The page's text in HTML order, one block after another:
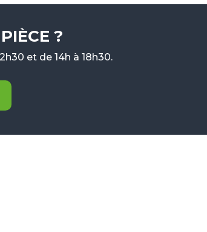
?
et de 14h à 18h30.